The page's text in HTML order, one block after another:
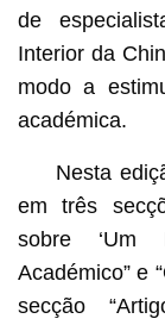
de
Interior da
modo a
académica.
Nesta
em três
sobre ‘Um
Académico” e
secção